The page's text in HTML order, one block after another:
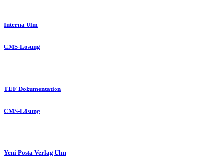
Interna Ulm
CMS-Lösung
TEF Dokumentation
CMS-Lösung
Yeni Posta Verlag Ulm